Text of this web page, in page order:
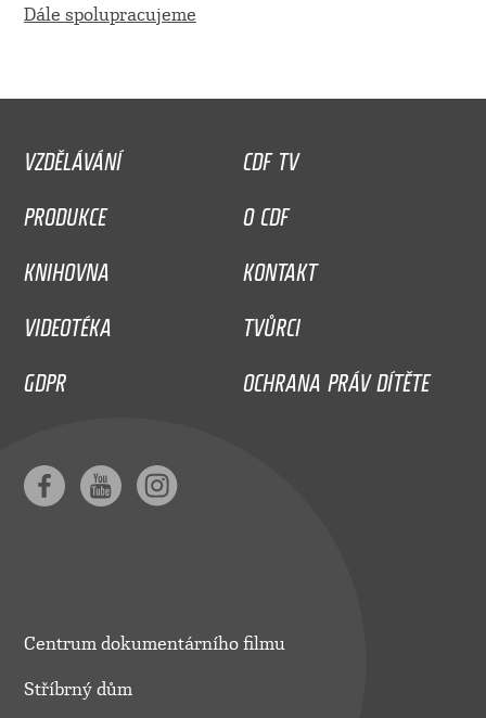
Dále spolupracujeme
VZDĚLÁVÁNÍ
CDF TV
PRODUKCE
O CDF
KNIHOVNA
KONTAKT
VIDEOTÉKA
TVŮRCI
GDPR
OCHRANA PRÁV DÍTĚTE
Centrum dokumentárního filmu
Stříbrný dům